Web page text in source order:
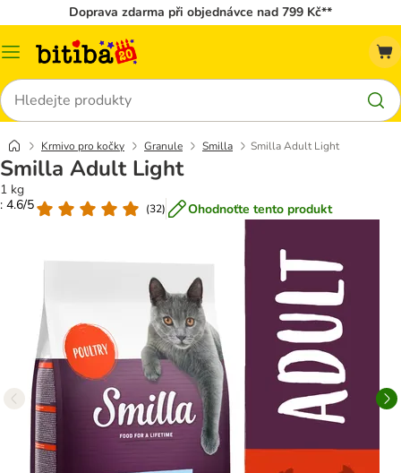
Doprava zdarma při objednávce nad 799 Kč**
Kategorie
Hledat
Krmivo pro kočky Granule Smilla Smilla Adult Light
Smilla Adult Light
1 kg
: 4.6/5
(32) Ohodnoťte tento produkt